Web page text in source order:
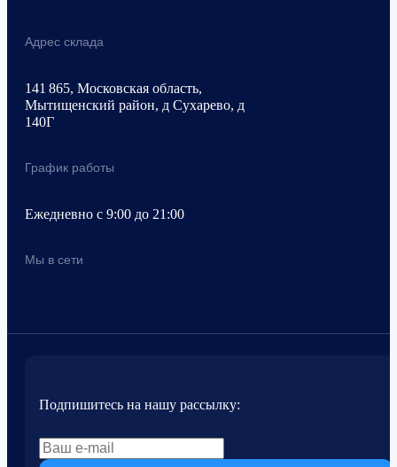
Адрес склада
141 865, Московская область,
Мытищенский район, д Сухарево, д
140Г
График работы
Ежедневно с 9:00 до 21:00
Мы в сети
Подпишитесь на нашу рассылку: